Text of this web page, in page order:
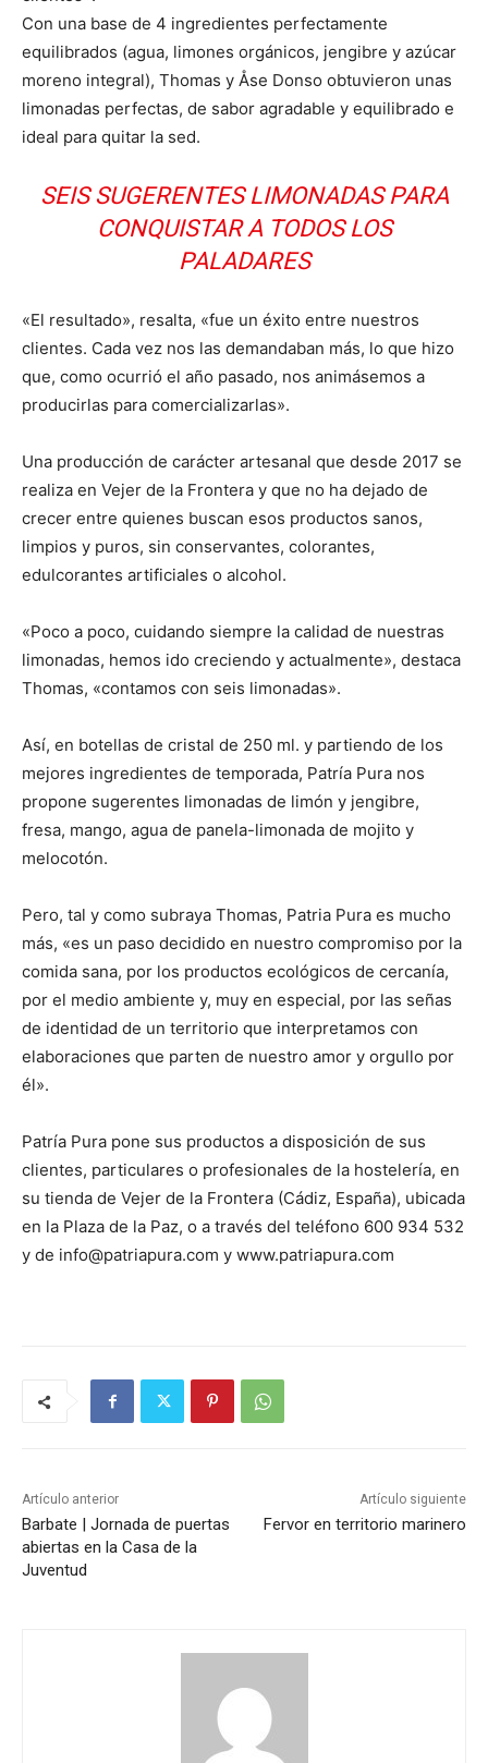
Con una base de 4 ingredientes perfectamente
equilibrados (agua, limones orgánicos, jengibre y azúcar
moreno integral), Thomas y Åse Donso obtuvieron unas
limonadas perfectas, de sabor agradable y equilibrado e
ideal para quitar la sed.
SEIS SUGERENTES LIMONADAS PARA
CONQUISTAR A TODOS LOS
PALADARES
«El resultado», resalta, «fue un éxito entre nuestros
clientes. Cada vez nos las demandaban más, lo que hizo
que, como ocurrió el año pasado, nos animásemos a
producirlas para comercializarlas».
Una producción de carácter artesanal que desde 2017 se
realiza en Vejer de la Frontera y que no ha dejado de
crecer entre quienes buscan esos productos sanos,
limpios y puros, sin conservantes, colorantes,
edulcorantes artificiales o alcohol.
«Poco a poco, cuidando siempre la calidad de nuestras
limonadas, hemos ido creciendo y actualmente», destaca
Thomas, «contamos con seis limonadas».
Así, en botellas de cristal de 250 ml. y partiendo de los
mejores ingredientes de temporada, Patría Pura nos
propone sugerentes limonadas de limón y jengibre,
fresa, mango, agua de panela-limonada de mojito y
melocotón.
Pero, tal y como subraya Thomas, Patria Pura es mucho
más, «es un paso decidido en nuestro compromiso por la
comida sana, por los productos ecológicos de cercanía,
por el medio ambiente y, muy en especial, por las señas
de identidad de un territorio que interpretamos con
elaboraciones que parten de nuestro amor y orgullo por
él».
Patría Pura pone sus productos a disposición de sus
clientes, particulares o profesionales de la hostelería, en
su tienda de Vejer de la Frontera (Cádiz, España), ubicada
en la Plaza de la Paz, o a través del teléfono 600 934 532
y de info@patriapura.com y www.patriapura.com
Artículo anterior
Barbate | Jornada de puertas
abiertas en la Casa de la
Juventud
Artículo siguiente
Fervor en territorio marinero